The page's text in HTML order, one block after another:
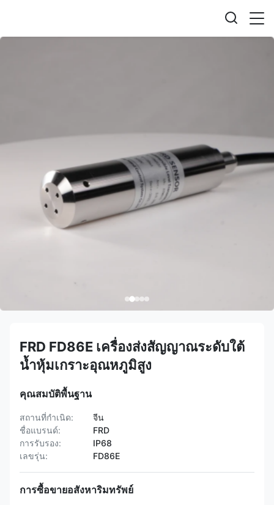
FRD FD86E เครื่องส่งสัญญาณระดับใต้
น้ำหุ้มเกราะอุณหภูมิสูง
คุณสมบัติพื้นฐาน
สถานที่กำเนิด:
จีน
ชื่อแบรนด์:
FRD
การรับรอง:
IP68
เลขรุ่น:
FD86E
การซื้อขายอสังหาริมทรัพย์